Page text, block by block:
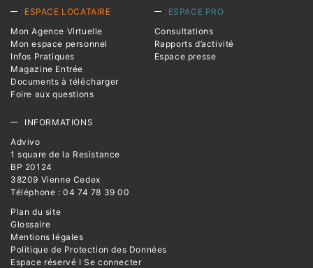
ESPACE LOCATAIRE
Mon Agence Virtuelle
Mon espace personnel
Infos Pratiques
Magazine Entrée
Documents à télécharger
Foire aux questions
ESPACE PRO
Consultations
Rapports d’activité
Espace presse
INFORMATIONS
Advivo
1 square de la Resistance
BP 20124
38209 Vienne Cedex
Téléphone : 04 74 78 39 00
Plan du site
Glossaire
Mentions légales
Politique de Protection des Données
Espace réservé I Se connecter